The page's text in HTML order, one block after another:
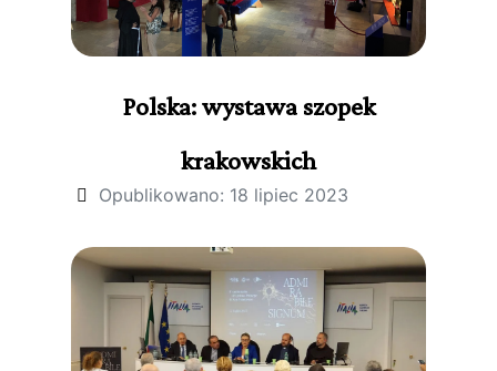
Polska: wystawa szopek
krakowskich
Opublikowano: 18 lipiec 2023